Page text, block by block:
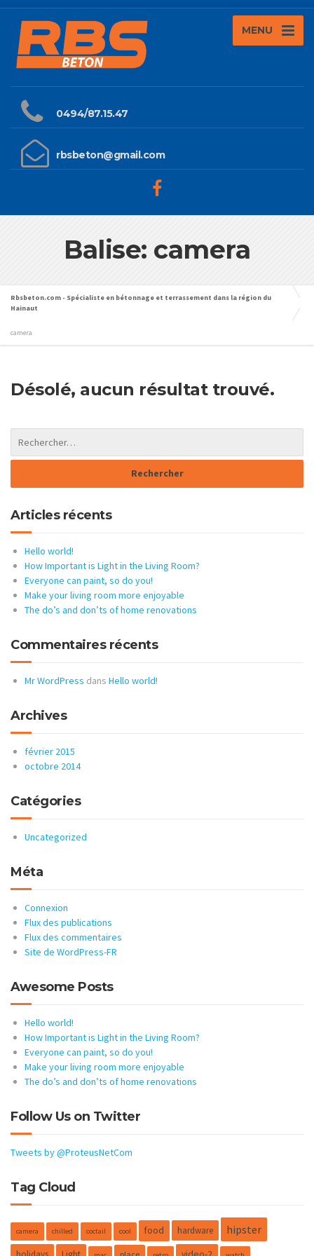
MENU
0494/87.15.47
rbsbeton@gmail.com
Balise: camera
Rbsbeton.com - Spécialiste en bétonnage et terrassement dans la région du
Hainaut
camera
Désolé, aucun résultat trouvé.
Articles récents
Hello world!
How Important is Light in the Living Room?
Everyone can paint, so do you!
Make your living room more enjoyable
The do’s and don’ts of home renovations
Commentaires récents
Mr WordPress dans Hello world!
Archives
février 2015
octobre 2014
Catégories
Uncategorized
Méta
Connexion
Flux des publications
Flux des commentaires
Site de WordPress-FR
Awesome Posts
Hello world!
How Important is Light in the Living Room?
Everyone can paint, so do you!
Make your living room more enjoyable
The do’s and don’ts of home renovations
Follow Us on Twitter
Tweets by @ProteusNetCom
Tag Cloud
camera chilled coctail cool food hardware hipster